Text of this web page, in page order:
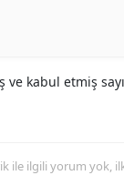
ve kabul etmiş
ile ilgili yorum yok,